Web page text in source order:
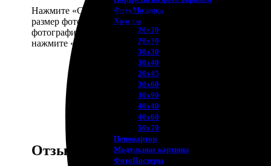
ФотоМозаика
Холсты
20х20
20х30
30х30
30х40
20х45
30х60
30х90
40х40
40х60
50х70
Пенокартон
Модульные картины
ФотоПостеры
Нажмите «Сделать заказ», выберите
размер фотографии и тип рамки. Загрузите
фотографии в онлайн-конструктор,
нажмите «Добавить в корзину».
Отзывы